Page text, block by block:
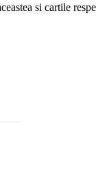
si cartile